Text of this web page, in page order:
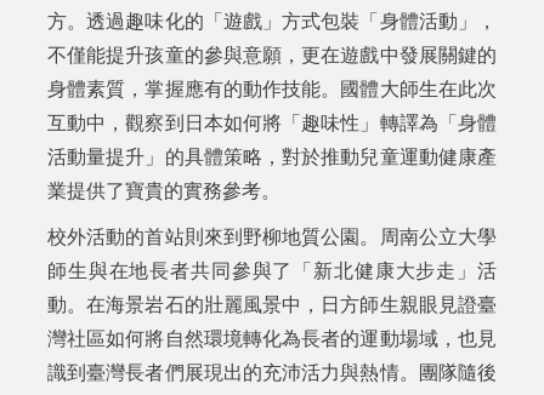
方。透過趣味化的「遊戲」方式包裝「身體活動」，
不僅能提升孩童的參與意願，更在遊戲中發展關鍵的
身體素質，掌握應有的動作技能。國體大師生在此次
互動中，觀察到日本如何將「趣味性」轉譯為「身體
活動量提升」的具體策略，對於推動兒童運動健康產
業提供了寶貴的實務參考。
校外活動的首站則來到野柳地質公園。周南公立大學
師生與在地長者共同參與了「新北健康大步走」活
動。在海景岩石的壯麗風景中，日方師生親眼見證臺
灣社區如何將自然環境轉化為長者的運動場域，也見
識到臺灣長者們展現出的充沛活力與熱情。團隊隨後